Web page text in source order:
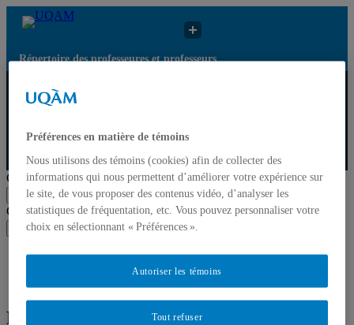
Répertoire des professeures et professeurs
Répertoire des professeures et professeurs
Chercher par nom ou par expertise
Soumettre la recherche
Chercher par nom ou par expertise
Soumettre la recherche
Liste des professeures et professeurs par départements et
Mettre à jour votre fiche
Résultats de recherche pour « Tourisme
Préférences en matière de témoins
Nous utilisons des témoins (cookies) afin de collecter des
informations qui nous permettent d’améliorer votre expérience sur
le site, de vous proposer des contenus vidéo, d’analyser les
statistiques de fréquentation, etc. Vous pouvez personnaliser votre
choix en sélectionnant « Préférences ».
Tout refuser
Autoriser les témoins